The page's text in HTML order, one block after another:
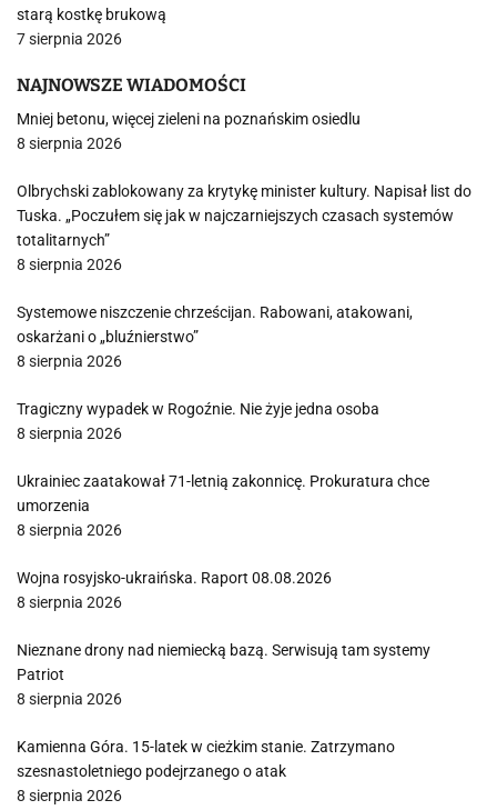
starą kostkę brukową
7 sierpnia 2026
NAJNOWSZE WIADOMOŚCI
Mniej betonu, więcej zieleni na poznańskim osiedlu
8 sierpnia 2026
Olbrychski zablokowany za krytykę minister kultury. Napisał list do
Tuska. „Poczułem się jak w najczarniejszych czasach systemów
totalitarnych”
8 sierpnia 2026
Systemowe niszczenie chrześcijan. Rabowani, atakowani,
oskarżani o „bluźnierstwo”
8 sierpnia 2026
Tragiczny wypadek w Rogoźnie. Nie żyje jedna osoba
8 sierpnia 2026
Ukrainiec zaatakował 71-letnią zakonnicę. Prokuratura chce
umorzenia
8 sierpnia 2026
Wojna rosyjsko-ukraińska. Raport 08.08.2026
8 sierpnia 2026
Nieznane drony nad niemiecką bazą. Serwisują tam systemy
Patriot
8 sierpnia 2026
Kamienna Góra. 15-latek w cieżkim stanie. Zatrzymano
szesnastoletniego podejrzanego o atak
8 sierpnia 2026